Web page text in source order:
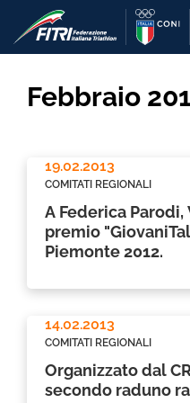
Febbraio
19.02.2013
COMITATI REGIONALI
A Federica Parodi, Virtus
premio "GiovaniTalenti"
Piemonte 2012.
14.02.2013
COMITATI REGIONALI
Organizzato dal
secondo raduno